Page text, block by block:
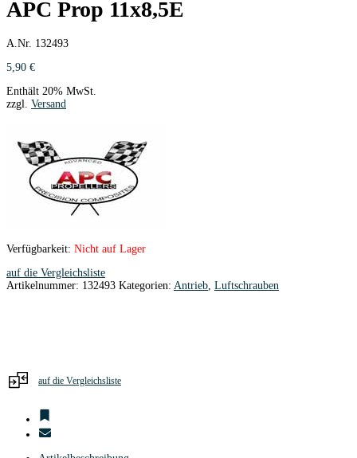
APC Prop 11x8,5E
A.Nr. 132493
5,90 €
Enthält 20% MwSt.
zzgl. Versand
Verfügbarkeit: Nicht auf Lager
auf die Vergleichsliste
Artikelnummer: 132493 Kategorien: Antrieb Luftschrauben
auf die Vergleichsliste